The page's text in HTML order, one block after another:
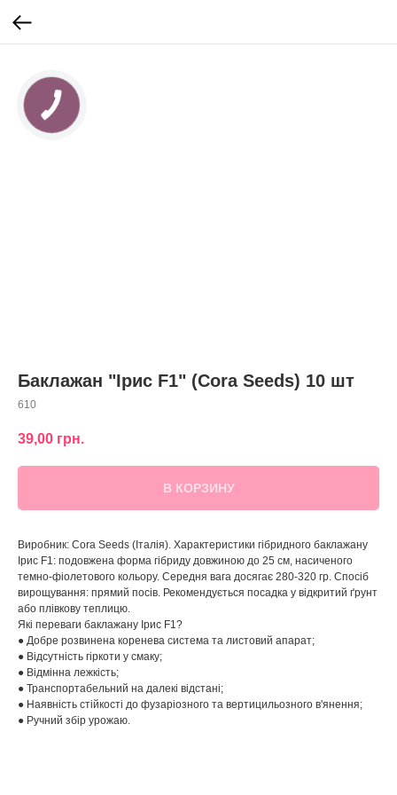
Баклажан "Ірис F1" (Cora Seeds) 10 шт
610
39,00 грн.
В КОРЗИНУ
Виробник: Cora Seeds (Італія). Характеристики гібридного баклажану
Ірис F1: подовжена форма гібриду довжиною до 25 см, насиченого
темно-фіолетового кольору. Середня вага досягає 280-320 гр. Спосіб
вирощування: прямий посів. Рекомендується посадка у відкритий ґрунт
або плівкову теплицю.
Які переваги баклажану Ірис F1?
● Добре розвинена коренева система та листовий апарат;
● Відсутність гіркоти у смаку;
● Відмінна лежкість;
● Транспортабельний на далекі відстані;
● Наявність стійкості до фузаріозного та вертицильозного в'янення;
● Ручний збір урожаю.
КНОПКА
ЗВ'ЯЗКУ